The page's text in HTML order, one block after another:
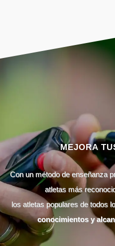
MEJORA
Con un método de enseñanza
atletas más
los atletas populares de todos
conocimientos y